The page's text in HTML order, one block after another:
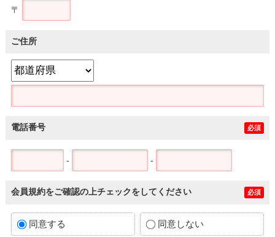
〒
ご住所
電話番号 必須
- -
会員規約をご確認の上チェックをしてください 必須
同意する 同意しない